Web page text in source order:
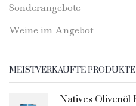
Sonderangebote
Weine im Angebot
MEISTVERKAUFTE PRODUKTE